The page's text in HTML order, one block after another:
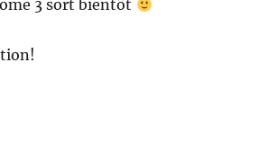
3 sort bientôt